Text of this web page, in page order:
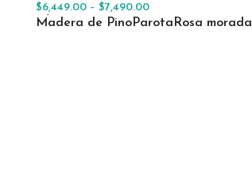
$6,449.00 – $7,490.00
Seleccionar Opciones
Madera de PinoParotaRosa morada